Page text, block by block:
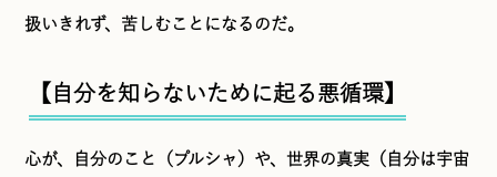
扱いきれず、苦しむことになるのだ。
【自分を知らないために起る悪循環】
心が、自分のこと（プルシャ）や、世界の真実（自分は宇宙